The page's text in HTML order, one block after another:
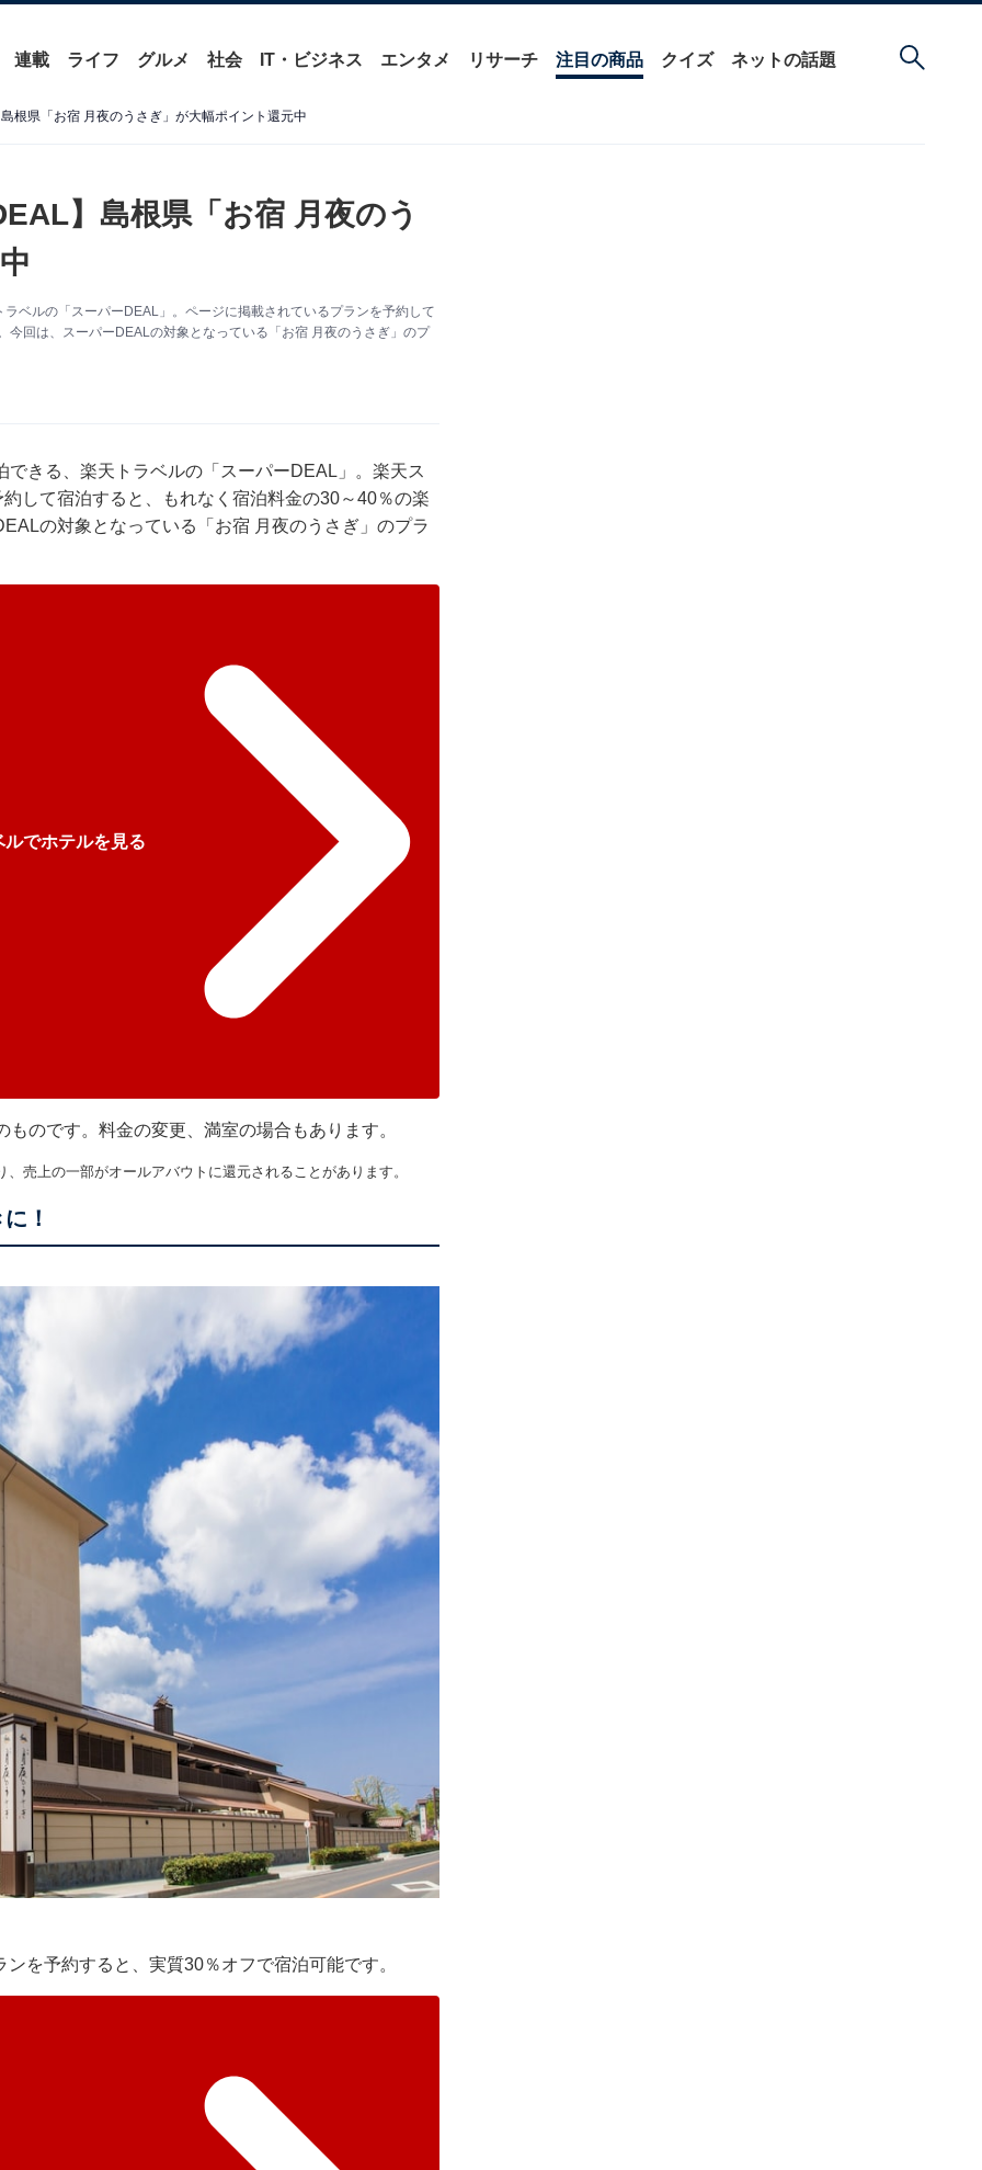
連載 ライフ グルメ 社会 IT・ビジネス エンタメ リサーチ 注目の商品 クイズ ネットの話題
根県「お宿 月夜のうさぎ」が大幅ポイント還元中
】島根県「お宿 月夜のう
ベルの「スーパーDEAL」。ページに掲載されているプランを予約して
回は、スーパーDEALの対象となっている「お宿 月夜のうさぎ」のプ
きる、 楽天トラベルの「スーパーDEAL」。楽天ス
して宿泊すると、もれなく宿泊料金の30～40％の楽
の対象となっている「お宿 月夜のうさぎ」のプラ
でホテルを見る
のです。料金の変更、満室の場合もあります。
売上の一部がオールアバウトに還元されることがあります。
！
を予約すると、実質30％オフで宿泊可能です。